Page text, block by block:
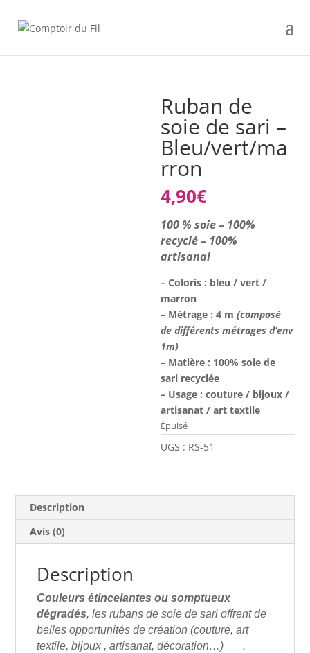
Ruban de
soie de sari –
Bleu/vert/ma
rron
4,90€
100 % soie – 100%
recyclé – 100%
artisanal
– Coloris : bleu / vert /
marron
– Métrage : 4 m(composé
de différents métrages d’env
1m)
– Matière : 100% soie de
sari recyclée
– Usage : couture / bijoux /
artisanat / art textile
Épuisé
UGS : RS-51
Description
Avis (0)
Description
Couleurs étincelantes ou somptueux
dégradés, les rubans de soie de sari offrent de
belles opportunités de création (couture, art
textile, bijoux , artisanat, décoration…) .